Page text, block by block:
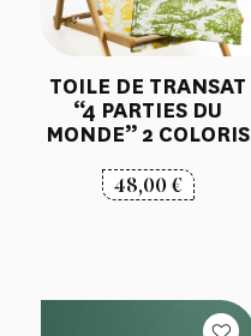
TOILE DE TRANSAT
“4 PARTIES DU
MONDE” 2 COLORIS
48,00€